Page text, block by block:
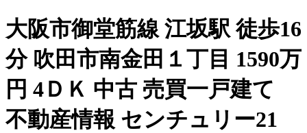
大阪市御堂筋線 江坂駅 徒歩16
分 吹田市南金田１丁目 1590万
円 4ＤＫ 中古 売買一戸建て
不動産情報 センチュリー21